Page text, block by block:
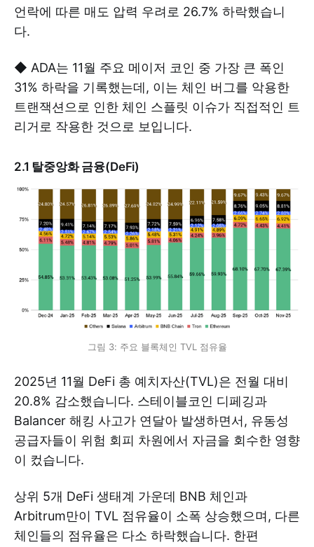
언락에 따른 매도 압력 우려로 26.7% 하락했습니
다.
◆ ADA는 11월 주요 메이저 코인 중 가장 큰 폭인
31% 하락을 기록했는데, 이는 체인 버그를 악용한
트랜잭션으로 인한 체인 스플릿 이슈가 직접적인 트
리거로 작용한 것으로 보입니다.
2.1 탈중앙화 금융(DeFi)
그림 3: 주요 블록체인 TVL 점유율
2025년 11월 DeFi 총 예치자산(TVL)은 전월 대비
20.8% 감소했습니다. 스테이블코인 디페깅과
Balancer 해킹 사고가 연달아 발생하면서, 유동성
공급자들이 위험 회피 차원에서 자금을 회수한 영향
이 컸습니다.
상위 5개 DeFi 생태계 가운데 BNB 체인과
Arbitrum만이 TVL 점유율이 소폭 상승했으며, 다른
체인들의 점유율은 다소 하락했습니다. 한편